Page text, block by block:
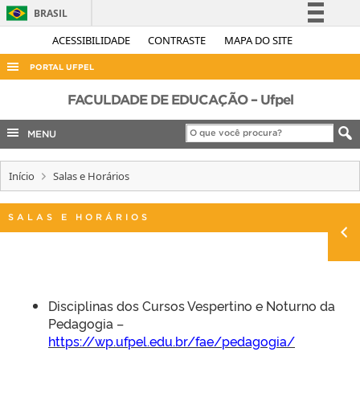
ACESSIBILIDADE CONTRASTE MAPA DO SITE
BRASIL
Simplifique!
Acesso à informação
Legislação
Canais
PORTAL UFPEL
ACESSO À INFORMAÇÃO
AUDITORIA
COBALTO
CONCURSOS
EDITAIS
INTERNACIONAL
TELEFONES
FACULDADE DE EDUCAÇÃO – Ufpel
MENU
Início Salas e Horários
SALAS E HORÁRIOS
Disciplinas dos Cursos Vespertino e Noturno da
Pedagogia –
https://wp.ufpel.edu.br/fae/pedagogia/